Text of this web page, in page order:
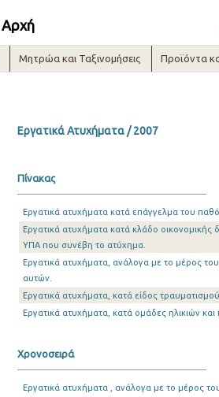
Αρχή
Μητρώα και Ταξινομήσεις Προϊόντα
Εργατικά Ατυχήματα / 2007
Πίνακας
Εργατικά ατυχήματα κατά επάγγελμα του
Εργατικά ατυχήματα κατά κλάδο οικονομικής
ΥΠΑ που συνέβη το ατύχημα.
Εργατικά ατυχήματα, ανάλογα με το μέρος
αυτών.
Εργατικά ατυχήματα, κατά είδος
Εργατικά ατυχήματα, κατά ομάδες ηλικιών και
Χρονοσειρά
Εργατικά ατυχήματα , ανάλογα με το μέρος